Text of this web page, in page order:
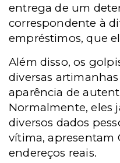
entrega de um
correspondente à
empréstimos, que
Além disso, os
diversas
aparência de
Normalmente, eles
diversos dados
vítima, apresentam
endereços reais.